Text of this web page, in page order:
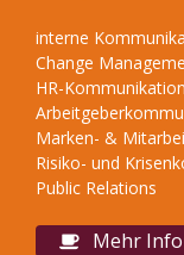
interne
Change
HR-
Marken- &
Risiko- und
Public Relations
Mehr